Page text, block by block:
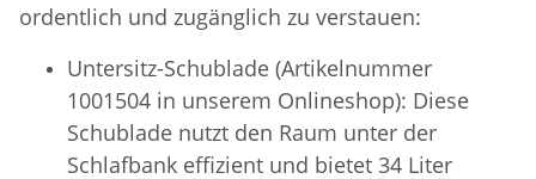
ordentlich und zugänglich zu verstauen:
Untersitz-Schublade (Artikelnummer
1001504 in unserem Onlineshop): Diese
Schublade nutzt den Raum unter der
Schlafbank effizient und bietet 34 Liter